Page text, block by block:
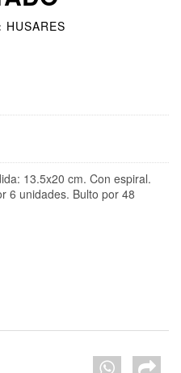
HUSARES
13.5x20 cm. Con espiral.
6 unidades. Bulto por 48